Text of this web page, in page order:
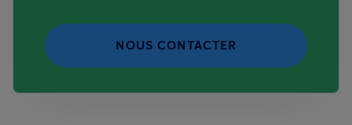
NOUS CONTACTER